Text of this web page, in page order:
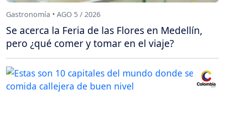
Gastronomía • AGO 5 / 2026
Se acerca la Feria de las Flores en Medellín,
pero ¿qué comer y tomar en el viaje?